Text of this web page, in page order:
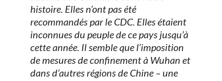
histoire. Elles n’ont pas été
recommandés par le CDC. Elles étaient
inconnues du peuple de ce pays jusqu’à
cette année. Il semble que l’imposition
demesures de confinement à Wuhan et
dans d’autres régions de Chine – une